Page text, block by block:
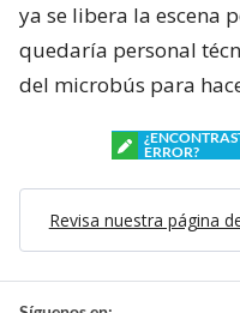
ya se libera la escena
quedaría personal
del microbús para
ERROR?
Revisa nuestra página